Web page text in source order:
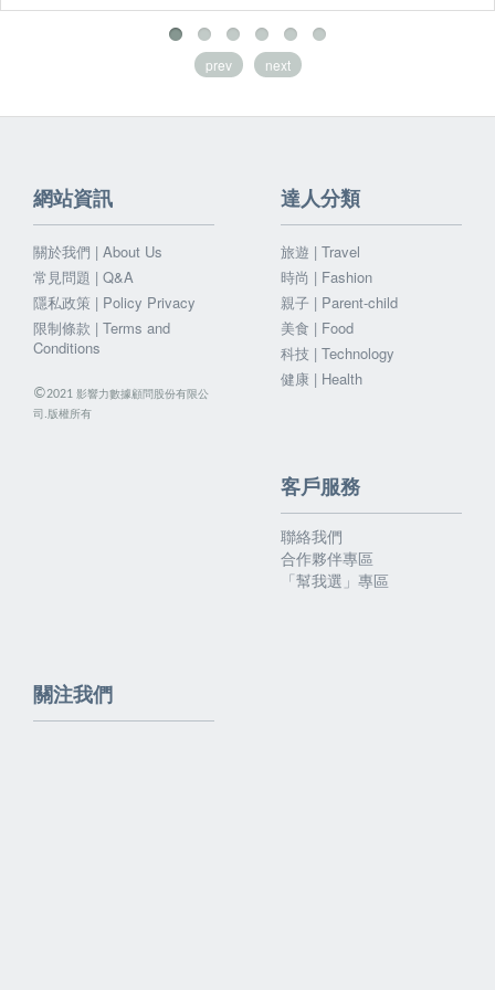
prev next
網站資訊
關於我們 | About Us
常見問題 | Q&A
隱私政策 | Policy Privacy
限制條款 | Terms and
Conditions
©2021 影響力數據顧問股份有限公
司.版權所有
達人分類
旅遊 | Travel
時尚 | Fashion
親子 | Parent-child
美食 | Food
科技 | Technology
健康 | Health
客戶服務
聯絡我們
合作夥伴專區
「幫我選」專區
關注我們